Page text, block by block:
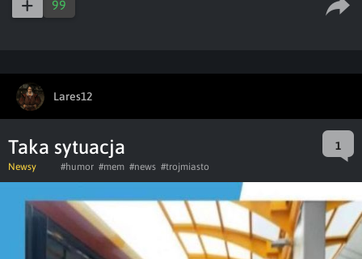
99
Lares12
Taka sytuacja 1
Newsy #humor #mem #news #trojmiasto